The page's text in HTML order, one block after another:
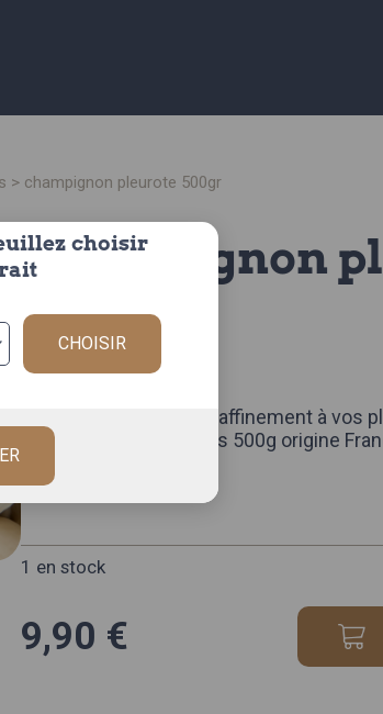
> champignon pleurote 500gr
champignon pleurote
500gr
le panier de 500g
Offrez une touche de raffinement à vos
champignons pleurotes 500g origine
Description complète
1 en stock
9,90 €
choisir
CHOISIR